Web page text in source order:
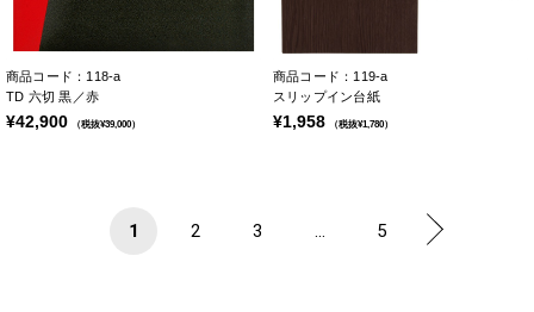
商品コード：118-a
TD 六切 黒／赤
¥42,900 （税抜¥39,000）
商品コード：119-a
スリップイン台紙
¥1,958 （税抜¥1,780）
1 2 3 ... 5